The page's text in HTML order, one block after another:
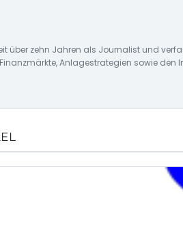
über zehn Jahren als Journalist und
Anlagestrategien sowie